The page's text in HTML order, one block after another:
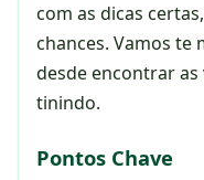
com as dicas
chances. Vamos te
desde encontrar
tinindo.
Pontos Chave